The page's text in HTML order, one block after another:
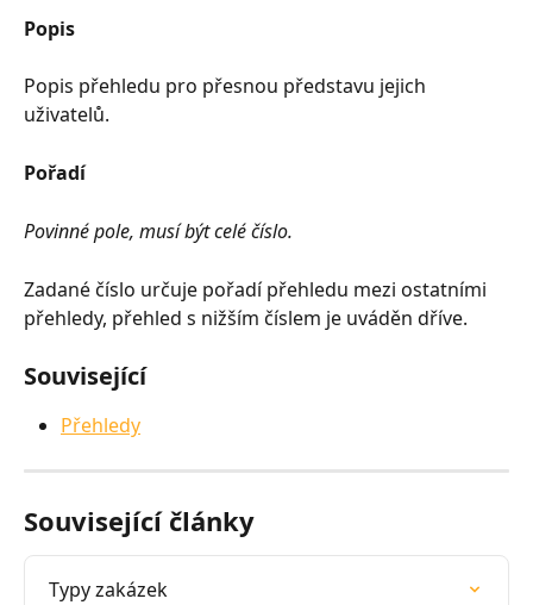
Popis
Popis přehledu pro přesnou představu jejich
uživatelů.
Pořadí
Povinné pole, musí být celé číslo.
Zadané číslo určuje pořadí přehledu mezi ostatními
přehledy, přehled s nižším číslem je uváděn dříve.
Související
Přehledy
Související články
Typy zakázek